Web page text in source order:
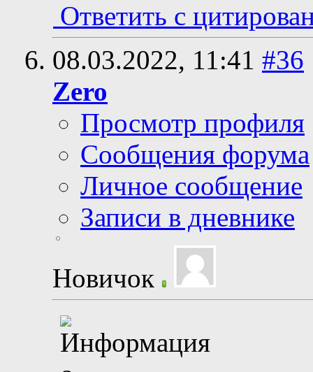
Ответить с
08.03.2022, 11:41 #36
Zero
Просмотр профиля
Сообщения форума
Личное сообщение
Записи в дневнике
Новичок